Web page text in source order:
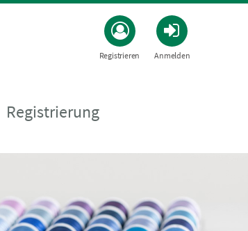
Anmelden
Registrieren
Registrierung